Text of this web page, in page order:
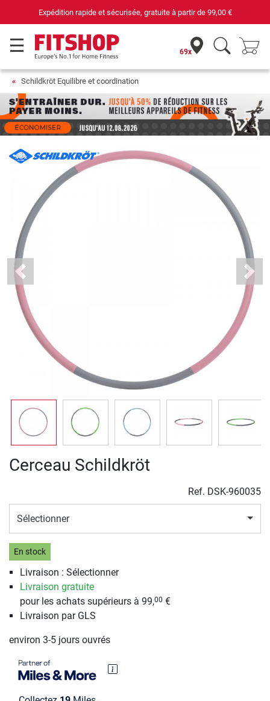
Expédition rapide et sécurisée, gratuite à partir de 99,00 €
69x
Schildkröt Equilibre et coordination
Previous Next
Cerceau Schildkröt
Ref. DSK-960035
Sélectionner
En stock
Livraison : Sélectionner
Livraison gratuite
pour les achats supérieurs à 99,00 €
Livraison par GLS
environ 3-5 jours ouvrés